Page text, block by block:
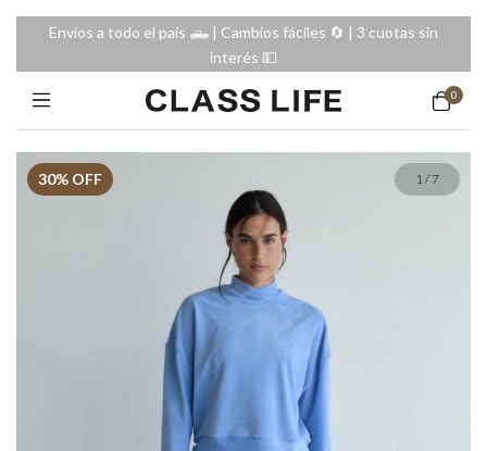
Envíos a todo el país 🛻 | Cambios fáciles 🔄️ | 3 cuotas sin
interés 💵
0
30% OFF 1/ 7